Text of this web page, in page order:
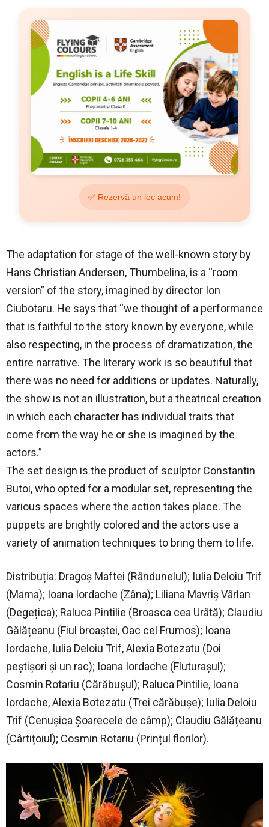
✅ Rezervă un loc acum!
The adaptation for stage of the well-known story by
Hans Christian Andersen, Thumbelina, is a “room
version” of the story, imagined by director Ion
Ciubotaru. He says that “we thought of a performance
that is faithful to the story known by everyone, while
also respecting, in the process of dramatization, the
entire narrative. The literary work is so beautiful that
there was no need for additions or updates. Naturally,
the show is not an illustration, but a theatrical creation
in which each character has individual traits that
come from the way he or she is imagined by the
actors.”
The set design is the product of sculptor Constantin
Butoi, who opted for a modular set, representing the
various spaces where the action takes place. The
puppets are brightly colored and the actors use a
variety of animation techniques to bring them to life.
Distribuția: Dragoș Maftei (Rândunelul); Iulia Deloiu Trif
(Mama); Ioana Iordache (Zâna); Liliana Mavriș Vârlan
(Degețica); Raluca Pintilie (Broasca cea Urâtă); Claudiu
Gălățeanu (Fiul broaștei, Oac cel Frumos); Ioana
Iordache, Iulia Deloiu Trif, Alexia Botezatu (Doi
peștișori și un rac); Ioana Iordache (Fluturașul);
Cosmin Rotariu (Cărăbușul); Raluca Pintilie, Ioana
Iordache, Alexia Botezatu (Trei cărăbușe); Iulia Deloiu
Trif (Cenușica Șoarecele de câmp); Claudiu Gălățeanu
(Cârtițoiul); Cosmin Rotariu (Prințul florilor).